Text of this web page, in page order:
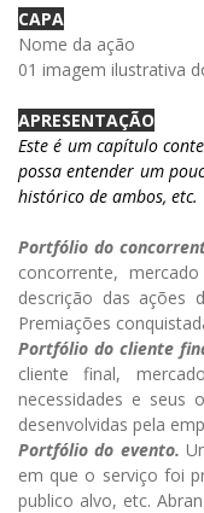
CAPA
Nome da ação
01 imagem ilustrativa
APRESENTAÇÃO
Este é um capítulo
possa entender um
histórico de ambos, etc.
Portfólio do
concorrente,
descrição das ações
Premiações
Portfólio do cliente
cliente final,
necessidades e seus
desenvolvidas pela
Portfólio do evento.
em que o serviço foi
publico alvo, etc.